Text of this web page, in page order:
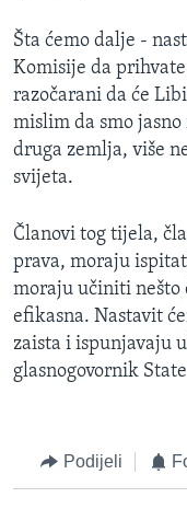
Šta ćemo dalje -
Komisije da
razočarani da će
mislim da smo
druga zemlja, više
svijeta.
Članovi tog tijela,
prava, moraju
moraju učiniti nešto
efikasna. Nastavit
zaista i ispunjavaju
glasnogovornik
Podijeli